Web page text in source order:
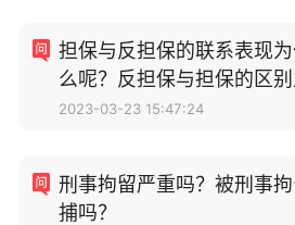
担保与反担保的联系表现
么呢？反担保与担保的区别
2023-03-23 15:47:24
刑事拘留严重吗？被刑事
捕吗？